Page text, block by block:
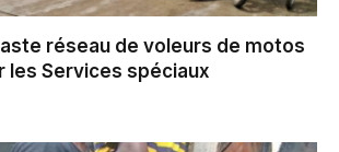
réseau de voleurs de motos
les Services spéciaux